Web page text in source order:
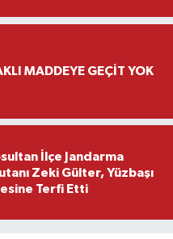
MADDEYE GEÇİT YOK
İlçe Jandarma
Zeki Gülter, Yüzbaşı
Terfi Etti